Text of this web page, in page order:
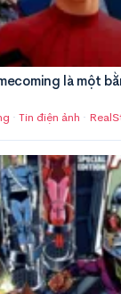
là một
· Tin điện ảnh ·